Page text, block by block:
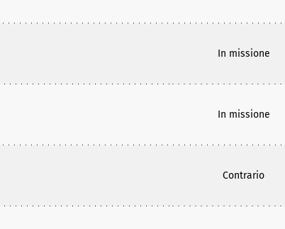
In missione
In missione
Contrario